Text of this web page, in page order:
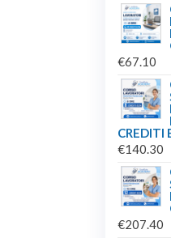
€67.10
CREDITI
€140.30
€207.40